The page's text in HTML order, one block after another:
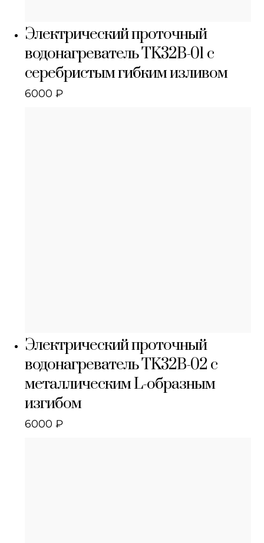
Электрический проточный
водонагреватель TK32B-01 с
серебристым гибким изливом
6000₽
Электрический проточный
водонагреватель TK32B-02 с
металлическим L-образным
изгибом
6000₽